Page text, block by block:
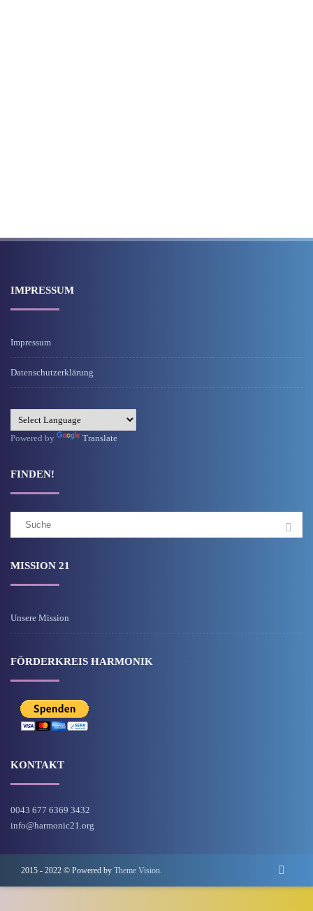
IMPRESSUM
Impressum
Datenschutzerklärung
Powered by Translate
FINDEN!
MISSION 21
Unsere Mission
FÖRDERKREIS HARMONIK
KONTAKT
0043 677 6369 3432
info@harmonic21.org
2015 - 2022 © Powered by Theme Vision.